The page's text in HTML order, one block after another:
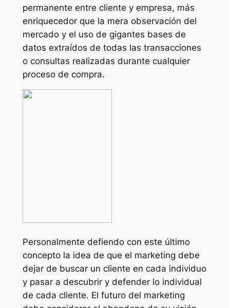
permanente entre cliente y empresa, más
enriquecedor que la mera observación del
mercado y el uso de gigantes bases de
datos extraídos de todas las transacciones
o consultas realizadas durante cualquier
proceso de compra.
Personalmente defiendo con este último
concepto la idea de que el marketing debe
dejar de buscar un cliente en cada individuo
y pasar a descubrir y defender lo individual
de cada cliente. El futuro del marketing